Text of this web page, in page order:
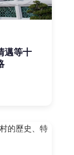
邁等十